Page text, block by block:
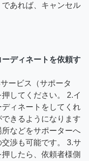
あれば、キャンセル
ディネートを依頼す
ービス（サポータ
してください。 2.イ
ィネートをしてくれ
きるようになります
などをサポーターへ
渉も可能です。 3.サ
したら、依頼者様側